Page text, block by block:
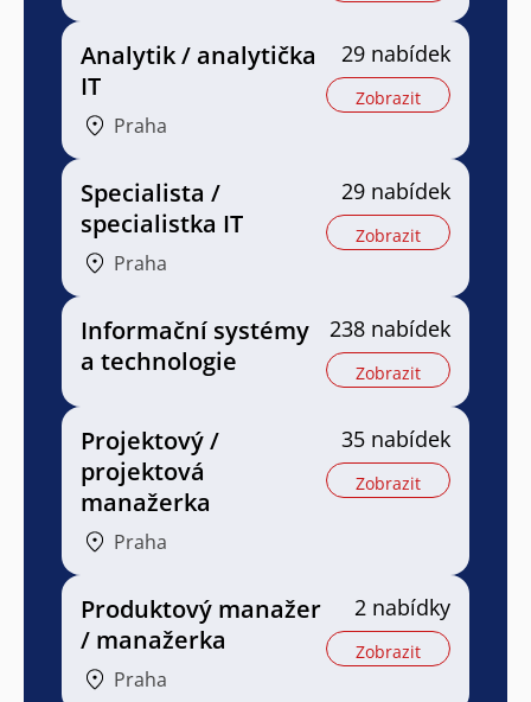
Analytik / analytička
IT
Praha
29 nabídek
Zobrazit
Specialista /
specialistka IT
Praha
29 nabídek
Zobrazit
Informační systémy
a technologie
238 nabídek
Zobrazit
Projektový /
projektová
manažerka
Praha
35 nabídek
Zobrazit
Produktový manažer
/ manažerka
Praha
2 nabídky
Zobrazit